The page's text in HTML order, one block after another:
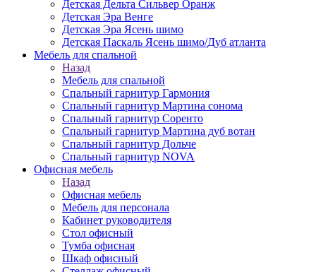
Детская Дельта Сильвер Оранж
Детская Эра Венге
Детская Эра Ясень шимо
Детская Паскаль Ясень шимо/Дуб атланта
Мебель для спальной
Назад
Мебель для спальной
Спальный гарнитур Гармония
Спальный гарнитур Мартина сонома
Спальный гарнитур Соренто
Спальный гарнитур Мартина дуб вотан
Спальный гарнитур Дольче
Спальный гарнитур NOVA
Офисная мебель
Назад
Офисная мебель
Мебель для персонала
Кабинет руководителя
Стол офисный
Тумба офисная
Шкаф офисный